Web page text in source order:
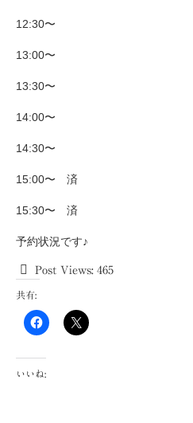
12:30〜
13:00〜
13:30〜
14:00〜
14:30〜
15:00〜 済
15:30〜 済
予約状況です♪
Post Views: 465
共有:
いいね: